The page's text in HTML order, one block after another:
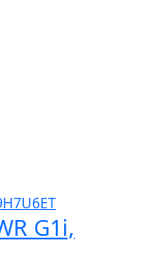
G1i,